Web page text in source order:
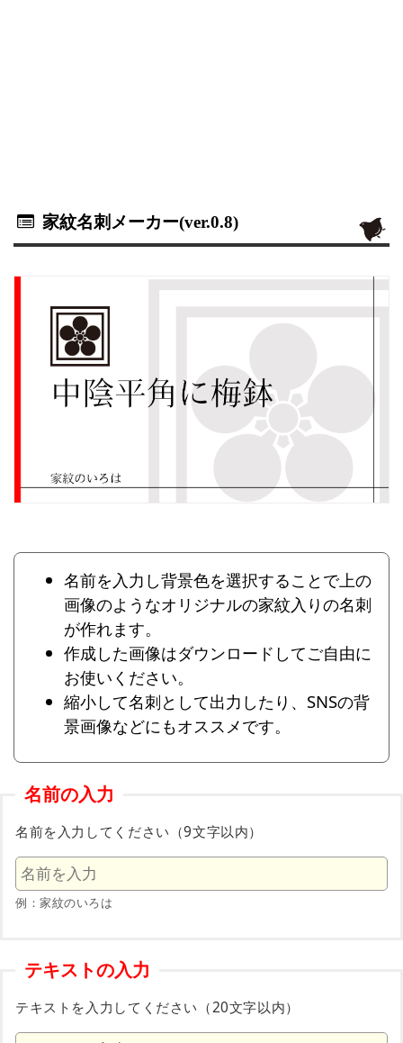
家紋名刺メーカー(ver.0.8)
名前を入力し背景色を選択することで上の
画像のようなオリジナルの家紋入りの名刺
が作れます。
作成した画像はダウンロードしてご自由に
お使いください。
縮小して名刺として出力したり、SNSの背
景画像などにもオススメです。
名前の入力
名前を入力してください（9文字以内）
例：家紋のいろは
テキストの入力
テキストを入力してください（20文字以内）